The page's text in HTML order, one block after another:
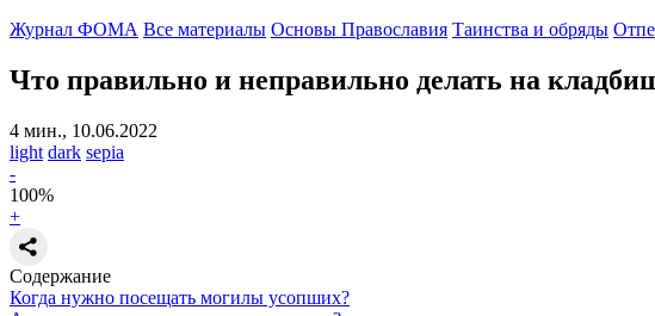
Журнал ФОМА Все материалы Основы Православия Таинства и обряды
Что правильно и неправильно делать на
4 мин., 10.06.2022
light dark sepia
-
100%
+
Содержание
Когда нужно посещать могилы усопших?